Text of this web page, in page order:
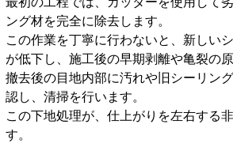
ング材を完全に除去します。
この作業を丁寧に行わないと、新しい
が低下し、施工後の早期剥離や亀裂の
撤去後の目地内部に汚れや旧シーリン
認し、清掃を行います。
この下地処理が、仕上がりを左右する
す。